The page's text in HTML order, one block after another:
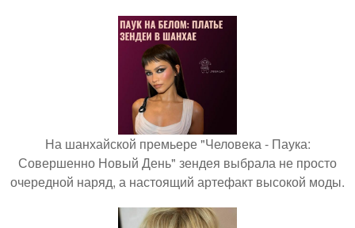
На шанхайской премьере "Человека - Паука:
Совершенно Новый День" зендея выбрала не просто
очередной наряд, а настоящий артефакт высокой моды.